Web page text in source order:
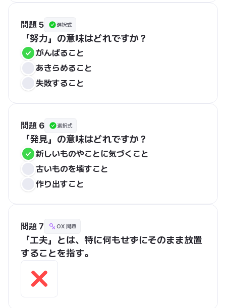
問題 5 選択式
「努力」の意味はどれですか？
がんばること
あきらめること
失敗すること
問題 6 選択式
「発見」の意味はどれですか？
新しいものやことに気づくこと
古いものを壊すこと
作り出すこと
問題 7 OX 問題
「工夫」とは、特に何もせずにそのまま放置
することを指す。